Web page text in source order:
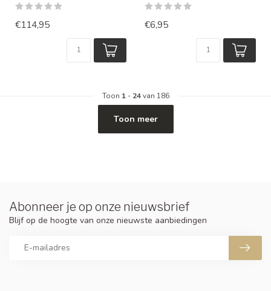
€114,95 €6,95
Toon 1- 24van 186
Toon meer
Abonneer je op onze nieuwsbrief
Blijf op de hoogte van onze nieuwste aanbiedingen